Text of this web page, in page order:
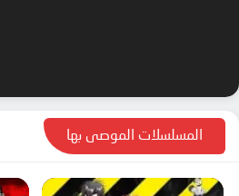
المسلسلات الموصى بها